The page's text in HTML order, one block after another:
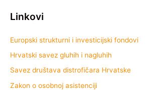
Linkovi
Europski strukturni i investicijski fondovi
Hrvatski savez gluhih i nagluhih
Savez društava distrofičara Hrvatske
Zakon o osobnoj asistenciji